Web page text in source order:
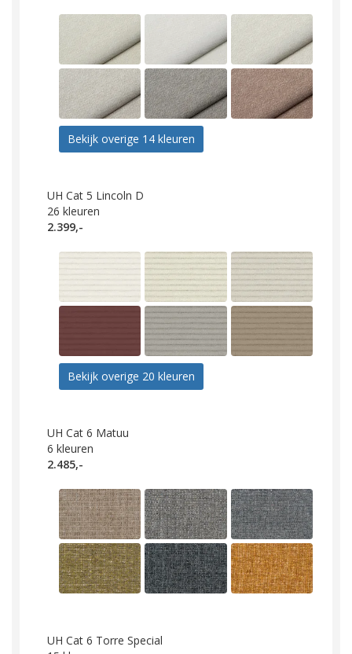
Bekijk overige 14 kleuren
UH Cat 5 Lincoln D
26 kleuren
2.399,-
Bekijk overige 20 kleuren
UH Cat 6 Matuu
6 kleuren
2.485,-
UH Cat 6 Torre Special